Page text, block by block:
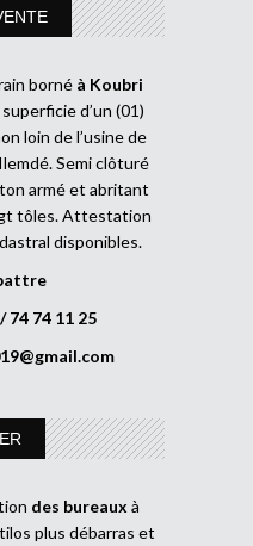
borné à Koubri
superficie d’un (01)
loin de l’usine de
Semi clôturé
armé et abritant
tôles. Attestation
disponibles.
74 74 11 25
des bureaux à
plus débarras et